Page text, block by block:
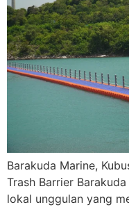
Barakuda Marine,
Trash Barrier
lokal unggulan yang